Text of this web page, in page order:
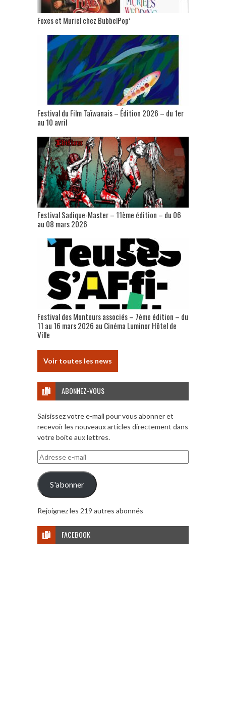
Foxes et Muriel chez BubbelPop’
Festival du Film Taïwanais – Édition 2026 – du 1er
au 10 avril
Festival Sadique-Master – 11ème édition – du 06
au 08 mars 2026
Festival des Monteurs associés – 7ème édition – du
11 au 16 mars 2026 au Cinéma Luminor Hôtel de
Ville
Voir toutes les news
ABONNEZ-VOUS
Saisissez votre e-mail pour vous abonner et
recevoir les nouveaux articles directement dans
votre boite aux lettres.
Adresse
e-
mail
S'abonner
Rejoignez les 219 autres abonnés
FACEBOOK